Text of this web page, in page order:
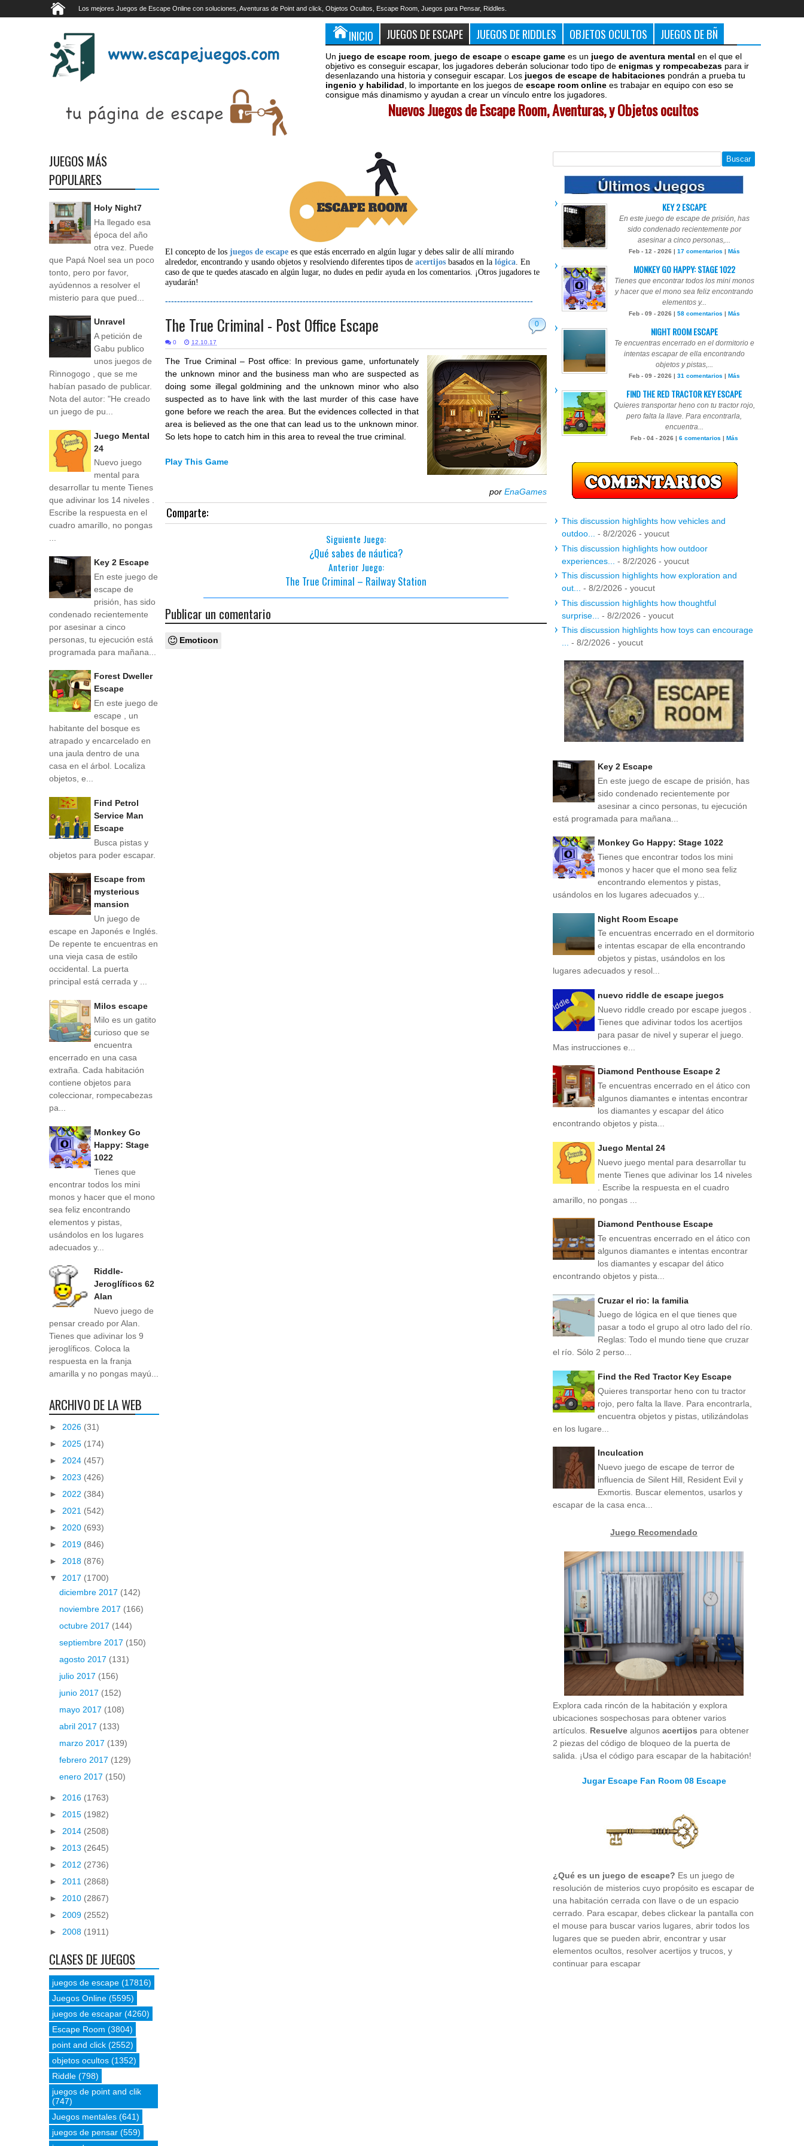
Los mejores Juegos de Escape Online con soluciones, Aventuras de Point and click, Objetos Ocultos, Escape Room, Juegos para Pensar, Riddles.
INICIO JUEGOS DE ESCAPE JUEGOS DE RIDDLES OBJETOS OCULTOS JUEGOS DE BÑ
Un juego de escape room juego de escape o escape game es un juego de aventura mental en el que el
objetivo es conseguir escapar, los jugadores deberán solucionar todo tipo de enigmas y rompecabezas para ir
desenlazando una historia y conseguir escapar. Los juegos de escape de habitaciones pondrán a prueba tu
ingenio y habilidad , lo importante en los juegos de escape room online es trabajar en equipo con eso se
consigue más dinamismo y ayudan a crear un vínculo entre los jugadores.
Nuevos Juegos de Escape Room, Aventuras, y Objetos ocultos
El concepto de losjuegos de escape es que estás encerrado en algún lugar y debes salir de allí mirando
alrededor, encontrando y usando objetos y resolviendo diferentes tipos deacertijos basados en lalógica. En
caso de que te quedes atascado en algún lugar, no dudes en pedir ayuda en los comentarios. ¡Otros jugadores te
ayudarán!
---------------------------------------------------------------------------------------------------------------------------
0
The True Criminal - Post Office Escape
0 12.10.17
The True Criminal – Post office: In previous game, unfortunately
the unknown minor and the business man who are suspected as
doing some illegal goldmining and the unknown minor who also
suspected as to have link with the last murder of this case have
gone before we reach the area. But the evidences collected in that
area is believed as the one that can lead us to the unknown minor.
So lets hope to catch him in this area to reveal the true criminal.
Play This Game
por EnaGames
Comparte:
Siguiente Juego:
¿Qué sabes de náutica?
Anterior Juego:
The True Criminal – Railway Station
Publicar un comentario
Emoticon
JUEGOS MÁS
POPULARES
Holy Night7
Ha llegado esa
época del año
otra vez. Puede
que Papá Noel sea un poco
tonto, pero por favor,
ayúdennos a resolver el
misterio para que pued...
Unravel
A petición de
Gabu publico
unos juegos de
Rinnogogo , que se me
habían pasado de publicar.
Nota del autor: "He creado
un juego de pu...
Juego Mental
24
Nuevo juego
mental para
desarrollar tu mente Tienes
que adivinar los 14 niveles .
Escribe la respuesta en el
cuadro amarillo, no pongas
...
Key 2 Escape
En este juego de
escape de
prisión, has sido
condenado recientemente
por asesinar a cinco
personas, tu ejecución está
programada para mañana...
Forest Dweller
Escape
En este juego de
escape , un
habitante del bosque es
atrapado y encarcelado en
una jaula dentro de una
casa en el árbol. Localiza
objetos, e...
Find Petrol
Service Man
Escape
Busca pistas y
objetos para poder escapar.
Escape from
mysterious
mansion
Un juego de
escape en Japonés e Inglés.
De repente te encuentras en
una vieja casa de estilo
occidental. La puerta
principal está cerrada y ...
Milos escape
Milo es un gatito
curioso que se
encuentra
encerrado en una casa
extraña. Cada habitación
contiene objetos para
coleccionar, rompecabezas
pa...
Monkey Go
Happy: Stage
1022
Tienes que
encontrar todos los mini
monos y hacer que el mono
sea feliz encontrando
elementos y pistas,
usándolos en los lugares
adecuados y...
Riddle-
Jeroglíficos 62
Alan
Nuevo juego de
pensar creado por Alan.
Tienes que adivinar los 9
jeroglíficos. Coloca la
respuesta en la franja
amarilla y no pongas mayú...
ARCHIVO DE LA WEB
► 2026 (31)
► 2025 (174)
► 2024 (457)
► 2023 (426)
► 2022 (384)
► 2021 (542)
► 2020 (693)
► 2019 (846)
► 2018 (876)
▼ 2017 (1700)
diciembre 2017 (142)
noviembre 2017 (166)
octubre 2017 (144)
septiembre 2017 (150)
agosto 2017 (131)
julio 2017 (156)
junio 2017 (152)
mayo 2017 (108)
abril 2017 (133)
marzo 2017 (139)
febrero 2017 (129)
enero 2017 (150)
► 2016 (1763)
► 2015 (1982)
► 2014 (2508)
► 2013 (2645)
► 2012 (2736)
► 2011 (2868)
► 2010 (2867)
► 2009 (2552)
► 2008 (1911)
CLASES DE JUEGOS
juegos de escape (17816)
Juegos Online (5595)
juegos de escapar (4260)
Escape Room (3804)
point and click (2552)
objetos ocultos (1352)
Riddle (798)
juegos de point and clik
(747)
Juegos mentales (641)
juegos de pensar (559)
KEY 2 ESCAPE
En este juego de escape de prisión, has
sido condenado recientemente por
asesinar a cinco personas,...
Feb - 12 - 2026 | 17 comentarios | Más
MONKEY GO HAPPY: STAGE 1022
Tienes que encontrar todos los mini monos
y hacer que el mono sea feliz encontrando
elementos y...
Feb - 09 - 2026 | 58 comentarios | Más
NIGHT ROOM ESCAPE
Te encuentras encerrado en el dormitorio e
intentas escapar de ella encontrando
objetos y pistas,...
Feb - 09 - 2026 | 31 comentarios | Más
FIND THE RED TRACTOR KEY ESCAPE
Quieres transportar heno con tu tractor rojo,
pero falta la llave. Para encontrarla,
encuentra...
Feb - 04 - 2026 | 6 comentarios | Más
This discussion highlights how vehicles and
outdoo...
- 8/2/2026 - youcut
This discussion highlights how outdoor
experiences...
- 8/2/2026 - youcut
This discussion highlights how exploration and
out...
- 8/2/2026 - youcut
This discussion highlights how thoughtful
surprise...
- 8/2/2026 - youcut
This discussion highlights how toys can encourage
- 8/2/2026 - youcut
Key 2 Escape
En este juego de escape de prisión, has
sido condenado recientemente por
asesinar a cinco personas, tu ejecución
está programada para mañana...
Monkey Go Happy: Stage 1022
Tienes que encontrar todos los mini
monos y hacer que el mono sea feliz
encontrando elementos y pistas,
usándolos en los lugares adecuados y...
Night Room Escape
Te encuentras encerrado en el dormitorio
e intentas escapar de ella encontrando
objetos y pistas, usándolos en los
lugares adecuados y resol...
nuevo riddle de escape juegos
Nuevo riddle creado por escape juegos .
Tienes que adivinar todos los acertijos
para pasar de nivel y superar el juego.
Mas instrucciones e...
Diamond Penthouse Escape 2
Te encuentras encerrado en el ático con
algunos diamantes e intentas encontrar
los diamantes y escapar del ático
encontrando objetos y pista...
Juego Mental 24
Nuevo juego mental para desarrollar tu
mente Tienes que adivinar los 14 niveles
. Escribe la respuesta en el cuadro
amarillo, no pongas ...
Diamond Penthouse Escape
Te encuentras encerrado en el ático con
algunos diamantes e intentas encontrar
los diamantes y escapar del ático
encontrando objetos y pista...
Cruzar el rio: la familia
Juego de lógica en el que tienes que
pasar a todo el grupo al otro lado del río.
Reglas: Todo el mundo tiene que cruzar
el río. Sólo 2 perso...
Find the Red Tractor Key Escape
Quieres transportar heno con tu tractor
rojo, pero falta la llave. Para encontrarla,
encuentra objetos y pistas, utilizándolas
en los lugare...
Inculcation
Nuevo juego de escape de terror de
influencia de Silent Hill, Resident Evil y
Exmortis. Buscar elementos, usarlos y
escapar de la casa enca...
Juego Recomendado
Explora cada rincón de la habitación y explora
ubicaciones sospechosas para obtener varios
artículos. Resuelve algunos acertijos para obtener
2 piezas del código de bloqueo de la puerta de
salida. ¡Usa el código para escapar de la habitación!
Jugar Escape Fan Room 08 Escape
¿Qué es un juego de escape? Es un juego de
resolución de misterios cuyo propósito es escapar de
una habitación cerrada con llave o de un espacio
cerrado. Para escapar, debes clickear la pantalla con
el mouse para buscar varios lugares, abrir todos los
lugares que se pueden abrir, encontrar y usar
elementos ocultos, resolver acertijos y trucos, y
continuar para escapar